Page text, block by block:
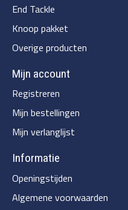
End Tackle
Knoop pakket
Overige producten
Mijn account
Registreren
Mijn bestellingen
Mijn verlanglijst
Informatie
Openingstijden
Algemene voorwaarden